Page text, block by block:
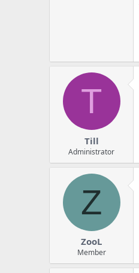
T
Till
Administrator
Z
ZooL
Member